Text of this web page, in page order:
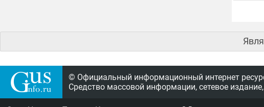
© Официальный информационный интернет
Средство массовой информации, сетевое